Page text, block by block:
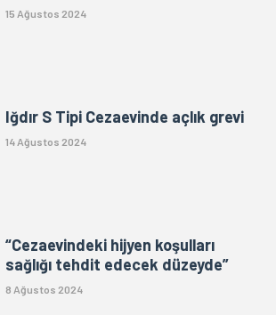
15 Ağustos 2024
Iğdır S Tipi Cezaevinde açlık grevi
14 Ağustos 2024
“Cezaevindeki hijyen koşulları
sağlığı tehdit edecek düzeyde”
8 Ağustos 2024